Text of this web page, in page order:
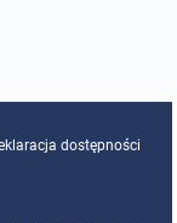
dostępności